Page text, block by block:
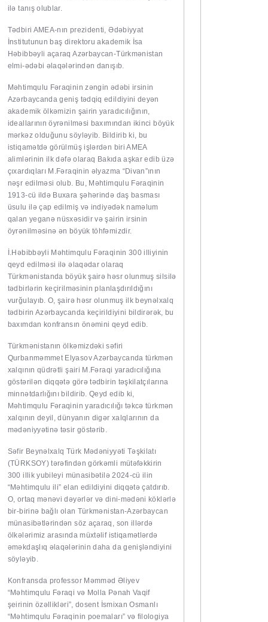
ilə tanış olublar.
Tədbiri AMEA-nın prezidenti, Ədəbiyyat
İnstitutunun baş direktoru akademik İsa
Həbibbəyli açaraq Azərbaycan-Türkmənistan
elmi-ədəbi əlaqələrindən danışıb.
Məhtimqulu Fəraqinin zəngin ədəbi irsinin
Azərbaycanda geniş tədqiq edildiyini deyən
akademik ölkəmizin şairin yaradıcılığının,
ideallarının öyrənilməsi baxımından ikinci böyük
mərkəz olduğunu söyləyib. Bildirib ki, bu
istiqamətdə görülmüş işlərdən biri AMEA
alimlərinin ilk dəfə olaraq Bakıda aşkar edib üzə
çıxardıqları M.Fəraqinin əlyazma “Divan”ının
nəşr edilməsi olub. Bu, Məhtimqulu Fəraqinin
1913-cü ildə Buxara şəhərində daş basması
üsulu ilə çap edilmiş və indiyədək naməlum
qalan yeganə nüsxəsidir və şairin irsinin
öyrənilməsinə ən böyük töhfəmizdir.
İ.Həbibbəyli Məhtimqulu Fəraqinin 300 illiyinin
qeyd edilməsi ilə əlaqədar olaraq
Türkmənistanda böyük şairə həsr olunmuş silsilə
tədbirlərin keçirilməsinin planlaşdırıldığını
vurğulayıb. O, şairə həsr olunmuş ilk beynəlxalq
tədbirin Azərbaycanda keçirildiyini bildirərək, bu
baxımdan konfransın önəmini qeyd edib.
Türkmənistanın ölkəmizdəki səfiri
Qurbanməmmet Elyasov Azərbaycanda türkmən
xalqının qüdrətli şairi M.Fəraqi yaradıcılığına
göstərilən diqqətə görə tədbirin təşkilatçılarına
minnətdarlığını bildirib. Qeyd edib ki,
Məhtimqulu Fəraqinin yaradıcılığı təkcə türkmən
xalqının deyil, dünyanın digər xalqlarının da
mədəniyyətinə təsir göstərib.
Səfir Beynəlxalq Türk Mədəniyyəti Təşkilatı
(TÜRKSOY) tərəfindən görkəmli mütəfəkkirin
300 illik yubileyi münasibətilə 2024-cü ilin
“Məhtimqulu ili” elan edildiyini diqqətə çatdırıb.
O, ortaq mənəvi dəyərlər və dini-mədəni köklərlə
bir-birinə bağlı olan Türkmənistan-Azərbaycan
münasibətlərindən söz açaraq, son illərdə
ölkələrimiz arasında müxtəlif istiqamətlərdə
əməkdaşlıq əlaqələrinin daha da genişləndiyini
söyləyib.
Konfransda professor Məmməd Əliyev
“Məhtimqulu Fəraqi və Molla Pənah Vaqif
şeirinin özəllikləri”, dosent İsmixan Osmanlı
“Məhtimqulu Fəraqinin poemaları” və filologiya